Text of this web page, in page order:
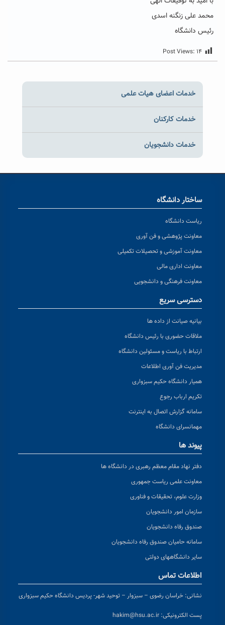
محمد علی زنگنه اسدی
رئیس دانشگاه
Post Views: ۱۴
خدمات اعضای هیات علمی
خدمات کارکنان
خدمات دانشجویان
ساختار دانشگاه
ریاست دانشگاه
معاونت پژوهشی و فن آوری
معاونت آموزشی و تحصیلات تکمیلی
معاونت اداری مالی
معاونت فرهنگی و دانشجویی
دسترسی سریع
بیانیه صیانت از داده ها
ملاقات حضوری با رئیس دانشگاه
ارتباط با ریاست و مسئولین دانشگاه
مدیریت فن آوری اطلاعات
همیار دانشگاه حکیم سبزواری
تکریم ارباب رجوع
سامانه گزارش اتصال به اینترنت
مهمانسرای دانشگاه
پیوند ها
دفتر نهاد مقام معظم رهبری در دانشگاه ها
معاونت علمی ریاست جمهوری
وزارت علوم، تحقیقات و فناوری
سازمان امور دانشجویان
صندوق رفاه دانشجویان
سامانه حامیان صندوق رفاه دانشجویان
سایر دانشگاههای دولتی
اطلاعات تماس
نشانی: خراسان رضوی – سبزوار – توحید شهر- پردیس دانشگاه حکیم سبزواری
پست الکترونیکی: hakim@hsu.ac.ir